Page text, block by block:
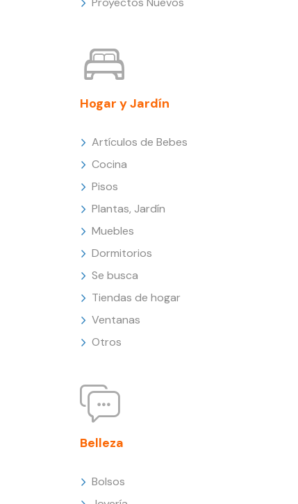
Hogar y Jardín
Artículos de Bebes
Cocina
Pisos
Plantas, Jardín
Muebles
Dormitorios
Se busca
Tiendas de hogar
Ventanas
Otros
Belleza
Bolsos